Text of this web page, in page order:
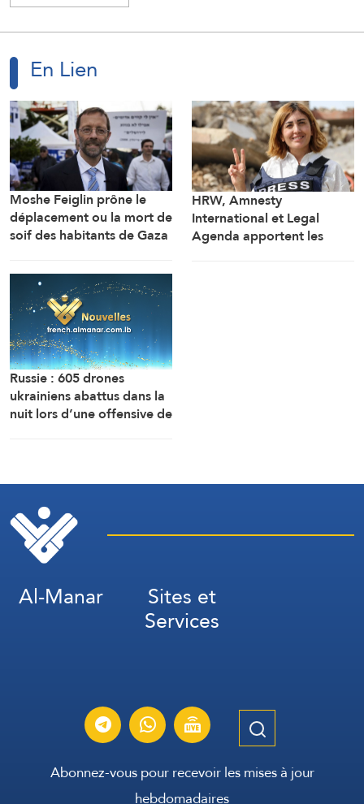
En Lien
Moshe Feiglin prône le
déplacement ou la mort de
soif des habitants de Gaza
HRW, Amnesty
International et Legal
Agenda apportent les
Russie : 605 drones
ukrainiens abattus dans la
nuit lors d’une offensive de
Al-Manar Sites et
Services
Abonnez-vous pour recevoir les mises à jour
hebdomadaires